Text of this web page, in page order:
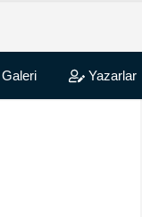
Yazarlar